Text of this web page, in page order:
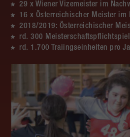
29 x Wiener Vizemeister im
16 x Österreichischer Meister im
2018/2019: Österreichischer
rd. 300
rd. 1.700 Traiingseinheiten pro